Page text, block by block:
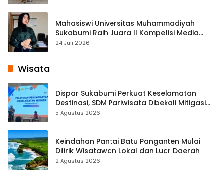
Mahasiswi Universitas Muhammadiyah
Sukabumi Raih Juara II Kompetisi Media
Pembelajaran Digital Tingkat Internasional
24 Juli 2026
Wisata
Dispar Sukabumi Perkuat Keselamatan
Destinasi, SDM Pariwisata Dibekali Mitigasi
hingga Teknik Evakuasi
5 Agustus 2026
Keindahan Pantai Batu Panganten Mulai
Dilirik Wisatawan Lokal dan Luar Daerah
2 Agustus 2026